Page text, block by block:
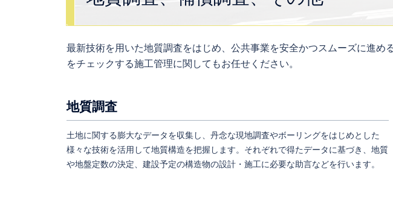
最新技術を用いた地質調査をはじめ、公共事業を安全かつスムーズに進
をチェックする施工管理に関してもお任せください。
地質調査
土地に関する膨大なデータを収集し、丹念な現地調査やボーリングをはじめとした
様々な技術を活用して地質構造を把握します。それぞれで得たデータに基づき、地質
や地盤定数の決定、建設予定の構造物の設計・施工に必要な助言などを行います。